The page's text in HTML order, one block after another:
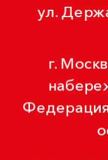
ул.
г.